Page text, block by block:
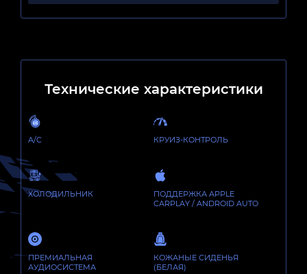
Технические характеристики
A/C КРУИЗ-КОНТРОЛЬ
ХОЛОДИЛЬНИК
ПОДДЕРЖКА APPLE
CARPLAY / ANDROID AUTO
ПРЕМИАЛЬНАЯ
АУДИОСИСТЕМА
КОЖАНЫЕ СИДЕНЬЯ
(БЕЛАЯ)